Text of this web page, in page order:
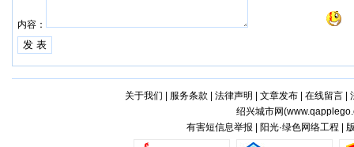
内容：
关于我们 服务条款 法律声明 文章发布| 在线留言|
绍兴城市网(
有害短信息举报 | 阳光·绿色网络工程 |